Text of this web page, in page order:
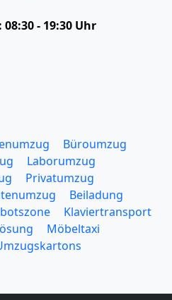
08:30 - 19:30 Uhr
Büroumzug
Laborumzug
Privatumzug
Beiladung
Klaviertransport
Möbeltaxi